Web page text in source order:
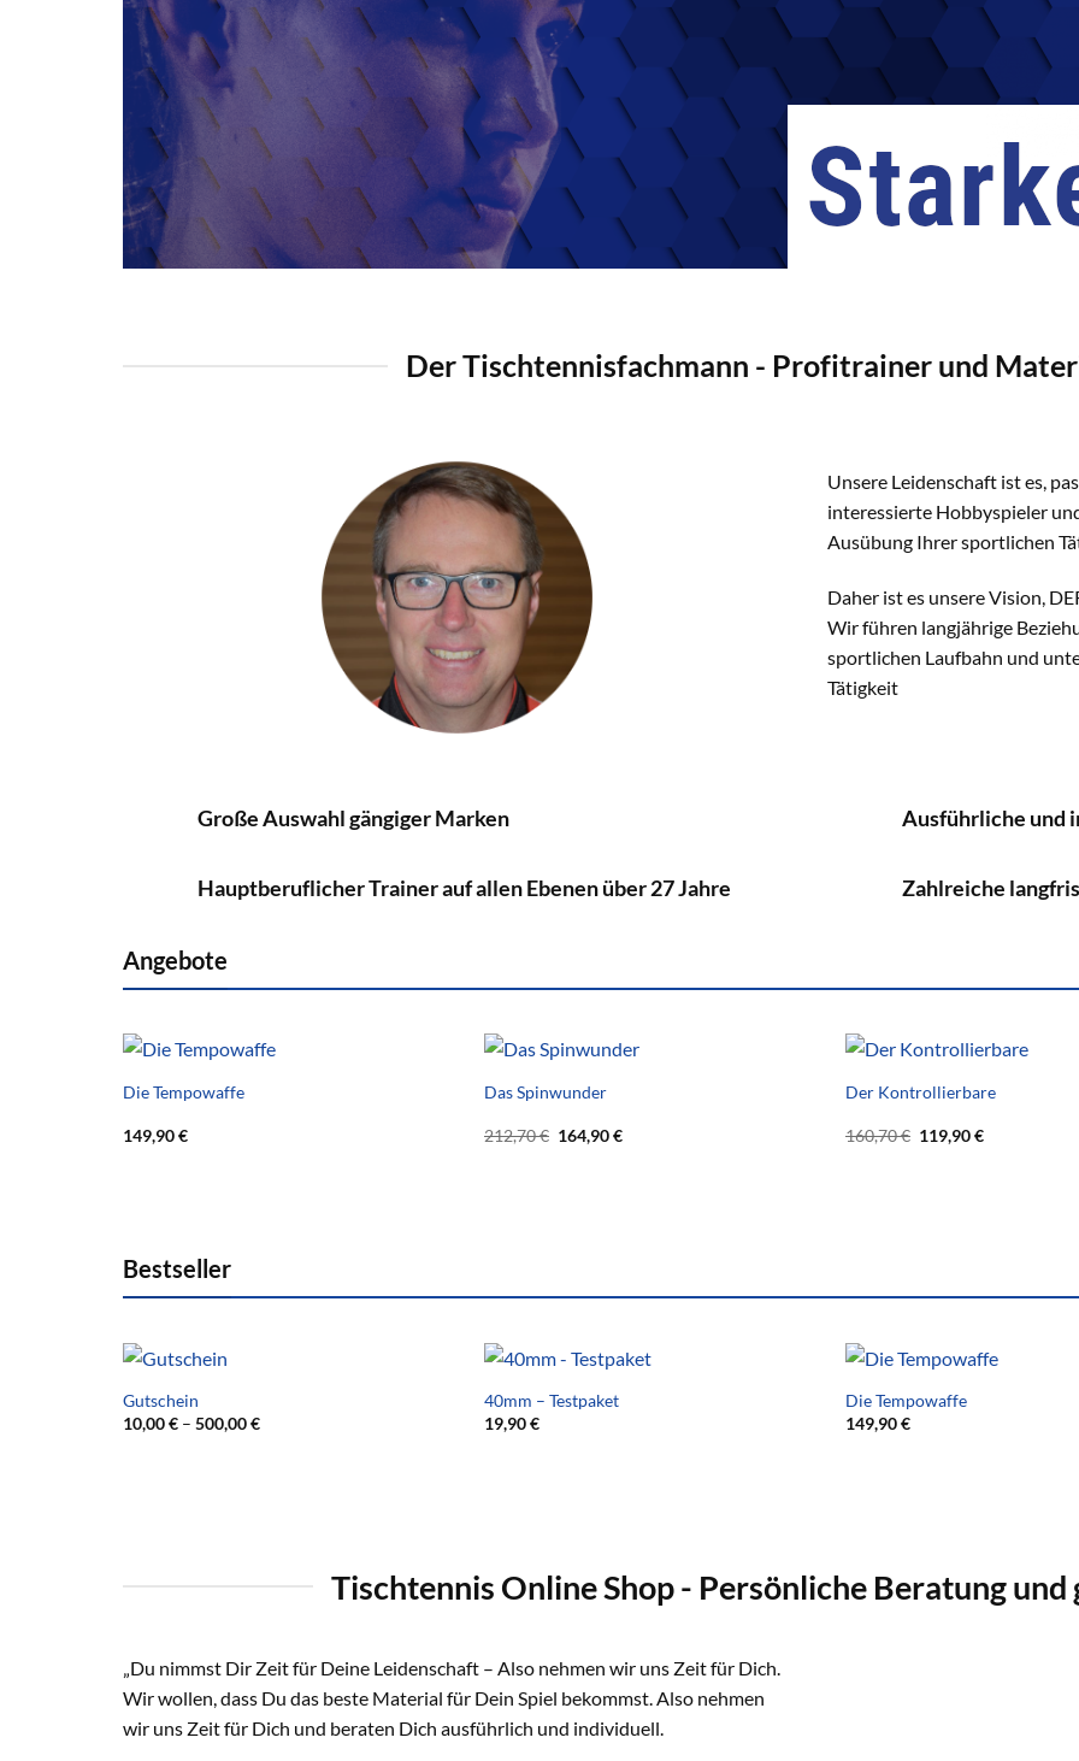
Der Tischtennisfachmann - Profitrainer und
Unsere Leidenschaft ist es,
interessierte Hobbyspieler
Ausübung Ihrer sportlichen
Daher ist es unsere Vision,
Wir führen langjährige
sportlichen Laufbahn und
Tätigkeit
Große Auswahl gängiger Marken Ausführliche und
Hauptberuflicher Trainer auf allen Ebenen über 27 Jahre Zahlreiche
Angebote
Die Tempowaffe
149,90€
Das Spinwunder
212,70€ Ursprünglicher
Preis
164,90€Aktueller
Der Kontrollierbare
160,70€ Ursprünglicher
Preis
119,90€Aktueller
Bestseller
Gutschein
10,00€ – 500,00€
40mm – Testpaket
19,90€
Die Tempowaffe
149,90€
Tischtennis Online Shop - Persönliche Beratung
„Du nimmst Dir Zeit für Deine Leidenschaft – Also nehmen wir uns Zeit für Dich.
Wir wollen, dass Du das beste Material für Dein Spiel bekommst. Also nehmen
wir uns Zeit für Dich und beraten Dich ausführlich und individuell.